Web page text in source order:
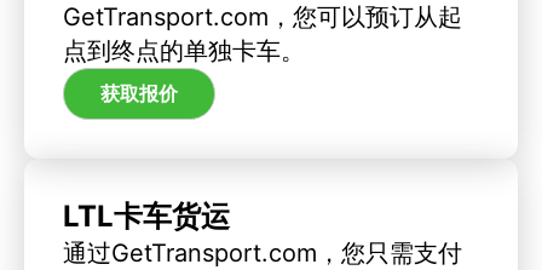
GetTransport.com，您可以预订从起
点到终点的单独卡车。
获取报价
LTL卡车货运
通过GetTransport.com，您只需支付